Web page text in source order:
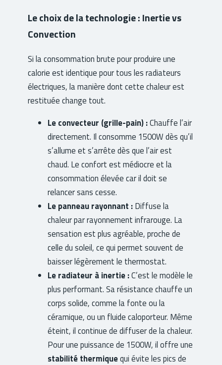
Le choix de la technologie : Inertie vs
Convection
Si la consommation brute pour produire une
calorie est identique pour tous les radiateurs
électriques, la manière dont cette chaleur est
restituée change tout.
Le convecteur (grille-pain) :Chauffe l’air
directement. Il consomme 1500W dès qu’il
s’allume et s’arrête dès que l’air est
chaud. Le confort est médiocre et la
consommation élevée car il doit se
relancer sans cesse.
Le panneau rayonnant : Diffuse la
chaleur par rayonnement infrarouge. La
sensation est plus agréable, proche de
celle du soleil, ce qui permet souvent de
baisser légèrement le thermostat.
Le radiateur à inertie :C’est le modèle le
plus performant. Sa résistance chauffe un
corps solide, comme la fonte ou la
céramique, ou un fluide caloporteur. Même
éteint, il continue de diffuser de la chaleur.
Pour une puissance de 1500W, il offre une
stabilité thermiquequi évite les pics de